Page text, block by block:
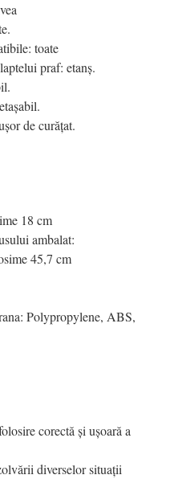
toate
praf: etanș.
de curățat.
18 cm
ambalat:
45,7 cm
Polypropylene, ABS,
corectă și ușoară a
diverselor situații